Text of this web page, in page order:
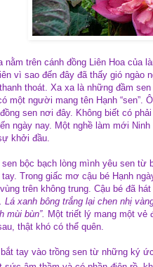
nằm trên cánh đồng Liên Hoa của
vì sao đến đây đã thấy gió ngào
thoát. Xa xa là những đầm
một người mang tên Hạnh “sen”.
sen nơi đây. Không biết có
ngày nay. Một nghề làm mới
khởi đầu.
bộc bạch lòng mình yêu sen từ
Trong giấc mơ cậu bé Hạnh
trên không trung. Cậu bé đã
Lá xanh bông trắng lại chen nhị
mùi bùn”. Một triết lý mang một
thật khó có thể quên.
bắt tay vào trồng sen từ những ký